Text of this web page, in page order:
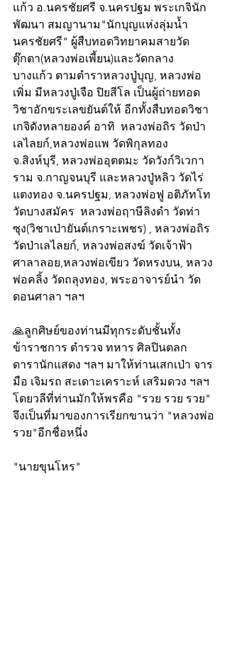
แก้ว อ.นครชัยศรี จ.นครปฐม พระเกจินัก
พัฒนา สมญานาม"นักบุญแห่งลุ่มน้ำ
นครชัยศรี" ผู้สืบทอดวิทยาคมสายวัด
ตุ๊กตา(หลวงพ่อเพี้ยน)และวัดกลาง
บางแก้ว ตามตำราหลวงปู่บุญ, หลวงพ่อ
เพิ่ม มีหลวงปู่เจือ ปิยสีโล เป็นผู้ถ่ายทอด
วิชาอักขระเลขยันต์ให้ อีกทั้งสืบทอดวิชา
เกจิดังหลายองค์ อาทิ  หลวงพ่อถิร วัดป่า
เลไลยก์,หลวงพ่อแพ วัดพิกุลทอง
จ.สิงห์บุรี, หลวงพ่ออุตตมะ วัดวังก์วิเวกา
ราม จ.กาญจนบุรี และหลวงปู่หลิว วัดไร่
แตงทอง จ.นครปฐม, หลวงพ่อฟู อติภัทโท
วัดบางสมัคร  หลวงพ่อฤาษีลิงดำ วัดท่า
ซุง(วิชาเป่ายันต์เกราะเพชร) , หลวงพ่อถิร
วัดป่าเลไลยก์, หลวงพ่อสงฆ์ วัดเจ้าฟ้า
ศาลาลอย,หลวงพ่อเขียว วัดหรงบน, หลวง
พ่อคลิ้ง วัดถลุงทอง, พระอาจารย์นำ วัด
ดอนศาลา ฯลฯ
🙏ลูกศิษย์ของท่านมีทุกระดับชั้นทั้ง
ข้าราชการ ตำรวจ ทหาร ศิลปินตลก
ดารานักแสดง ฯลฯ มาให้ท่านเสกเป่า จาร
มือ เจิมรถ สะเดาะเคราะห์ เสริมดวง ฯลฯ
โดยวลีที่ท่านมักให้พรคือ "รวย รวย รวย"
จึงเป็นที่มาของการเรียกขานว่า "หลวงพ่อ
รวย"อีกชื่อหนึ่ง
"นายขุนโหร"